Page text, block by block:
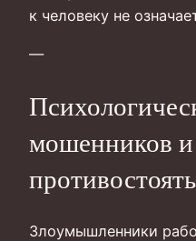
к человеку не
—
мошенников
противостоять
Злоумышленники